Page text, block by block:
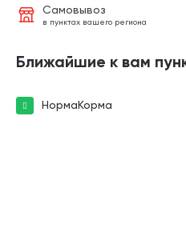
Самовывоз
в пунктах вашего региона
Ближайшие к вам
НормаКорма